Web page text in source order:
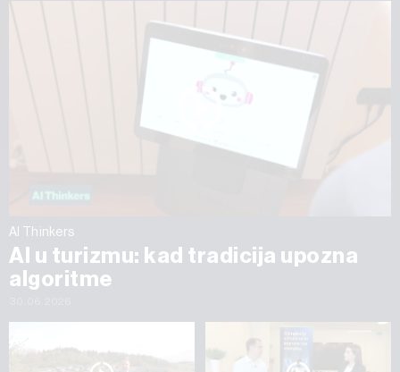
AI Thinkers
AI u turizmu: kad tradicija upozna
algoritme